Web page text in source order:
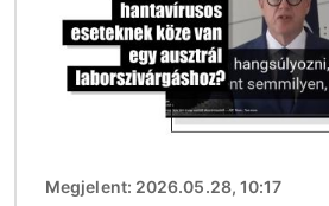
Megjelent: 2026.05.28, 10:17